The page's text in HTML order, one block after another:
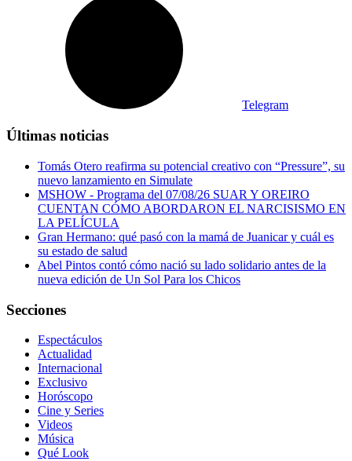
Telegram
Últimas noticias
Tomás Otero reafirma su potencial creativo con “Pressure”, su
nuevo lanzamiento en Simulate
MSHOW - Programa del 07/08/26 SUAR Y OREIRO
CUENTAN CÓMO ABORDARON EL NARCISISMO EN
LA PELÍCULA
Gran Hermano: qué pasó con la mamá de Juanicar y cuál es
su estado de salud
Abel Pintos contó cómo nació su lado solidario antes de la
nueva edición de Un Sol Para los Chicos
Secciones
Espectáculos
Actualidad
Internacional
Exclusivo
Horóscopo
Cine y Series
Videos
Música
Qué Look